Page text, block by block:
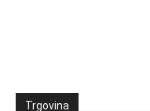
Trgovina